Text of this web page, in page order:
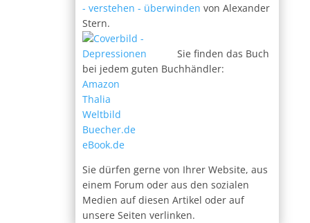
- verstehen - überwinden von Alexander
Stern.
Sie finden das Buch
bei jedem guten Buchhändler:
Amazon
Thalia
Weltbild
Buecher.de
eBook.de
Sie dürfen gerne von Ihrer Website, aus
einem Forum oder aus den sozialen
Medien auf diesen Artikel oder auf
unsere Seiten verlinken.